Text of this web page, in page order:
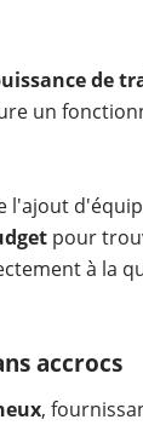
de
un
l'ajout
pour
à la
accrocs
,